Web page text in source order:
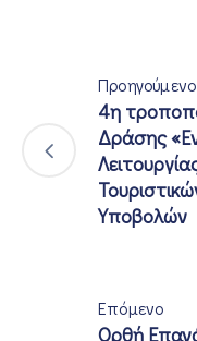
Προηγούμενο
4η
Δράσης
Υποβολών
Επόμενο
Ορθή